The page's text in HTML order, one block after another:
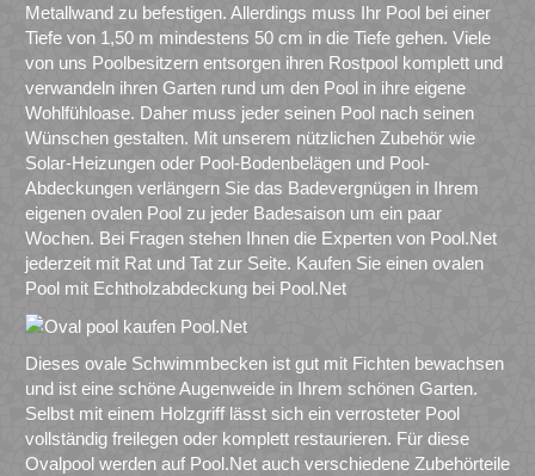
Metallwand zu befestigen. Allerdings muss Ihr Pool bei einer
Tiefe von 1,50 m mindestens 50 cm in die Tiefe gehen. Viele
von uns Poolbesitzern entsorgen ihren Rostpool komplett und
verwandeln ihren Garten rund um den Pool in ihre eigene
Wohlfühloase. Daher muss jeder seinen Pool nach seinen
Wünschen gestalten. Mit unserem nützlichen Zubehör wie
Solar-Heizungen oder Pool-Bodenbelägen und Pool-
Abdeckungen verlängern Sie das Badevergnügen in Ihrem
eigenen ovalen Pool zu jeder Badesaison um ein paar
Wochen. Bei Fragen stehen Ihnen die Experten von Pool.Net
jederzeit mit Rat und Tat zur Seite. Kaufen Sie einen ovalen
Pool mit Echtholzabdeckung bei Pool.Net
Dieses ovale Schwimmbecken ist gut mit Fichten bewachsen
und ist eine schöne Augenweide in Ihrem schönen Garten.
Selbst mit einem Holzgriff lässt sich ein verrosteter Pool
vollständig freilegen oder komplett restaurieren. Für diese
Ovalpool werden auf Pool.Net auch verschiedene Zubehörteile